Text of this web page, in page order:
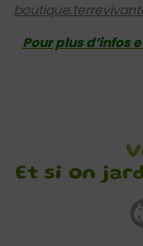
Pour plus d’infos
Et si on